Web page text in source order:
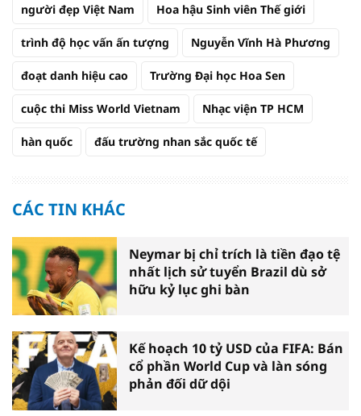
người đẹp Việt Nam Hoa hậu Sinh viên Thế giới
trình độ học vấn ấn tượng Nguyễn Vĩnh Hà Phương
đoạt danh hiệu cao Trường Đại học Hoa Sen
cuộc thi Miss World Vietnam Nhạc viện TP HCM
hàn quốc đấu trường nhan sắc quốc tế
CÁC TIN KHÁC
Neymar bị chỉ trích là tiền đạo tệ
nhất lịch sử tuyển Brazil dù sở
hữu kỷ lục ghi bàn
Kế hoạch 10 tỷ USD của FIFA: Bán
cổ phần World Cup và làn sóng
phản đối dữ dội